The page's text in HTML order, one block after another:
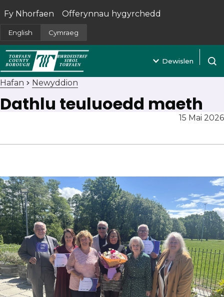
English Cymraeg
Fy Nhorfaen
(yn agor mewn tab newydd)
Offerynnau hygyrchedd
Dewislen
Hafan Newyddion
Dathlu teuluoedd maeth
15 Mai 2026